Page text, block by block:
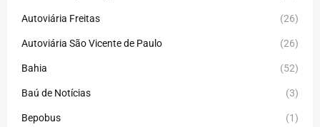
Autoviária Freitas (26)
Autoviária São Vicente de Paulo (26)
Bahia (52)
Baú de Notícias (3)
Bepobus (1)